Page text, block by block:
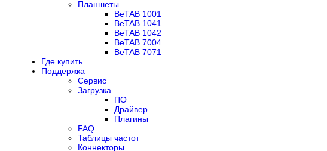
Планшеты
BeTAB 1001
BeTAB 1041
BeTAB 1042
BeTAB 7004
BeTAB 7071
Где купить
Поддержка
Сервис
Загрузка
ПО
Драйвер
Плагины
FAQ
Таблицы частот
Коннекторы